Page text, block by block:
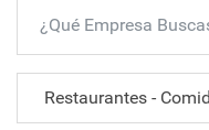
Restaurantes -